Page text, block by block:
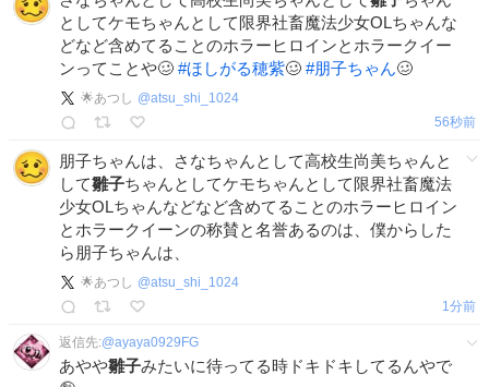
としてケモちゃんとして限界社畜魔法少女OLちゃんな
どなど含めてることのホラーヒロインとホラークイー
ンってことや🥴 #ほしがる穂紫🥴 #朋子ちゃん🥴
🌟あつし @atsu_shi_1024
56秒前
朋子ちゃんは、さなちゃんとして高校生尚美ちゃんと
して雛子ちゃんとしてケモちゃんとして限界社畜魔法
少女OLちゃんなどなど含めてることのホラーヒロイン
とホラークイーンの称賛と名誉あるのは、僕からした
ら朋子ちゃんは、
🌟あつし @atsu_shi_1024
1分前
返信先:@ayaya0929FG
あやや雛子みたいに待ってる時ドキドキしてるんやで